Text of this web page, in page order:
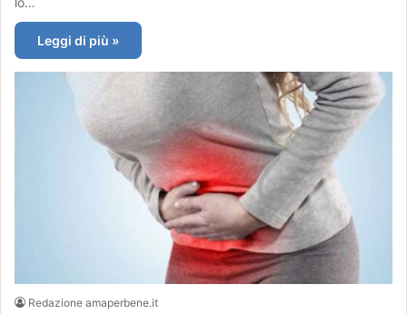
Leggi di più »
Redazione amaperbene.it